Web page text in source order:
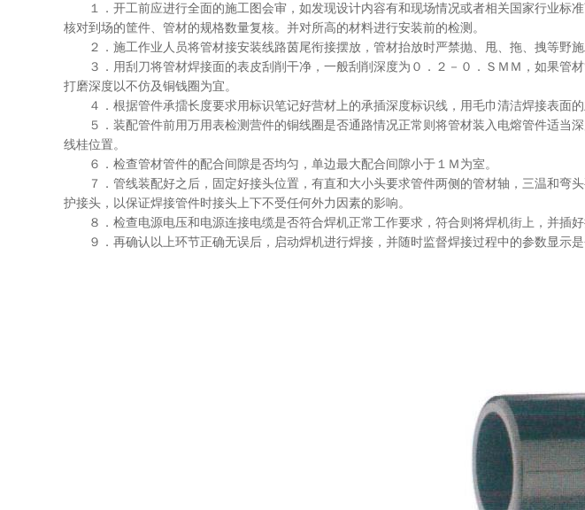
１．开工前应进行全面的施工图会审，如发现设计内容有和现场情况或者相关国家行业
核对到场的筐件、管材的规格数量复核。并对所高的材料进行安装前的检测。
２．施工作业人员将管材接安装线路茵尾衔接摆放，管材抬放时严禁抛、甩、拖、拽等野施
３．用刮刀将管材焊接面的表皮刮削干净，一般刮削深度为０．２－０．ＳＭＭ，如果管
打磨深度以不仿及铜钱圈为宜。
４．根据管件承擂长度要求用标识笔记好营材上的承插深度标识线，用毛巾清洁焊接表面
５．装配管件前用万用表检测营件的铜线圈是否通路情况正常则将管材装入电熔管件适
线桂位置。
６．检查管材管件的配合间隙是否均匀，单边最大配合间隙小于１Ｍ为室。
７．管线装配好之后，固定好接头位置，有直和大小头要求管件两侧的管材轴，三温和
护接头，以保证焊接管件时接头上下不受任何外力因素的影响。
８．检查电源电压和电源连接电缆是否符合焊机正常工作要求，符合则将焊机街上，并插
９．再确认以上环节正确无误后，启动焊机进行焊接，并随时监督焊接过程中的参数显示是